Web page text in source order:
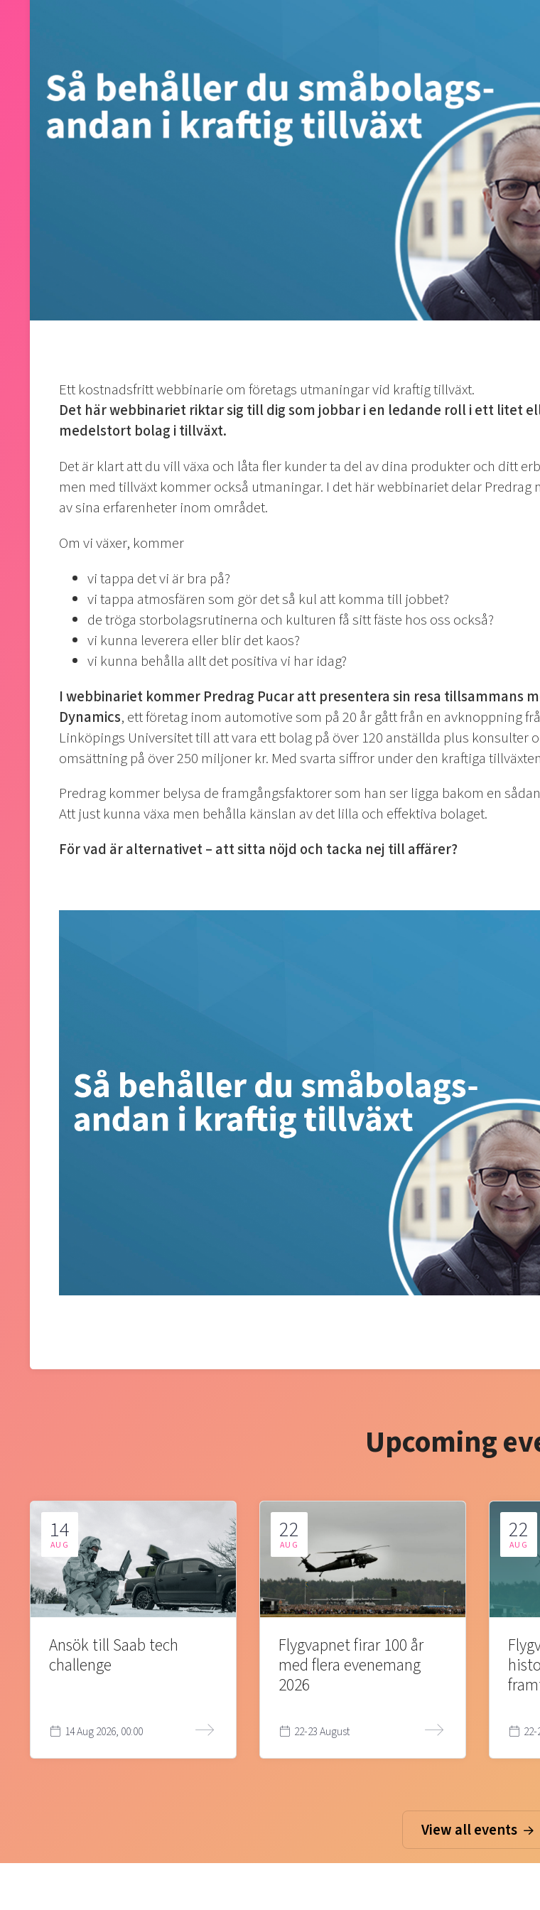
Ett kostnadsfritt webbinarie om företags utmaningar vid kraftig tillväxt.
Det här webbinariet riktar sig till dig som jobbar i en ledande roll i ett litet
medelstort bolag i tillväxt.
Det är klart att du vill växa och låta fler kunder ta del av dina produkter och ditt
men med tillväxt kommer också utmaningar. I det här webbinariet delar Predrag
av sina erfarenheter inom området.
Om vi växer, kommer
vi tappa det vi är bra på?
vi tappa atmosfären som gör det så kul att komma till jobbet?
de tröga storbolagsrutinerna och kulturen få sitt fäste hos oss också?
vi kunna leverera eller blir det kaos?
vi kunna behålla allt det positiva vi har idag?
I webbinariet kommer Predrag Pucar att presentera sin resa tillsammans
Dynamics, ett företag inom automotive som på 20 år gått från en avknoppning
Linköpings Universitet till att vara ett bolag på över 120 anställda plus konsulter
omsättning på över 250 miljoner kr. Med svarta siffror under den kraftiga
Predrag kommer belysa de framgångsfaktorer som han ser ligga bakom en
Att just kunna växa men behålla känslan av det lilla och effektiva bolaget.
För vad är alternativet – att sitta nöjd och tacka nej till affärer?
Upcoming
14
AUG
Ansök till Saab tech
challenge
14 Aug 2026, 00:00
22
AUG
Flygvapnet firar 100 år
med flera evenemang
2026
22-23 August
22
AUG
View all events